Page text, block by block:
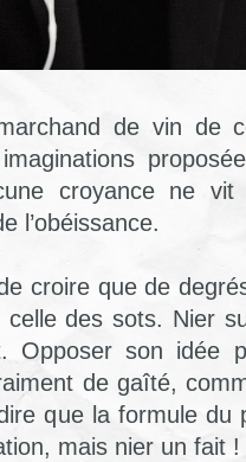
de vin de
croyance ne
l’obéissance.
croire que de
celle des sots. Nier
Opposer son idée
de gaîté,
que la formule du
mais nier un fait !